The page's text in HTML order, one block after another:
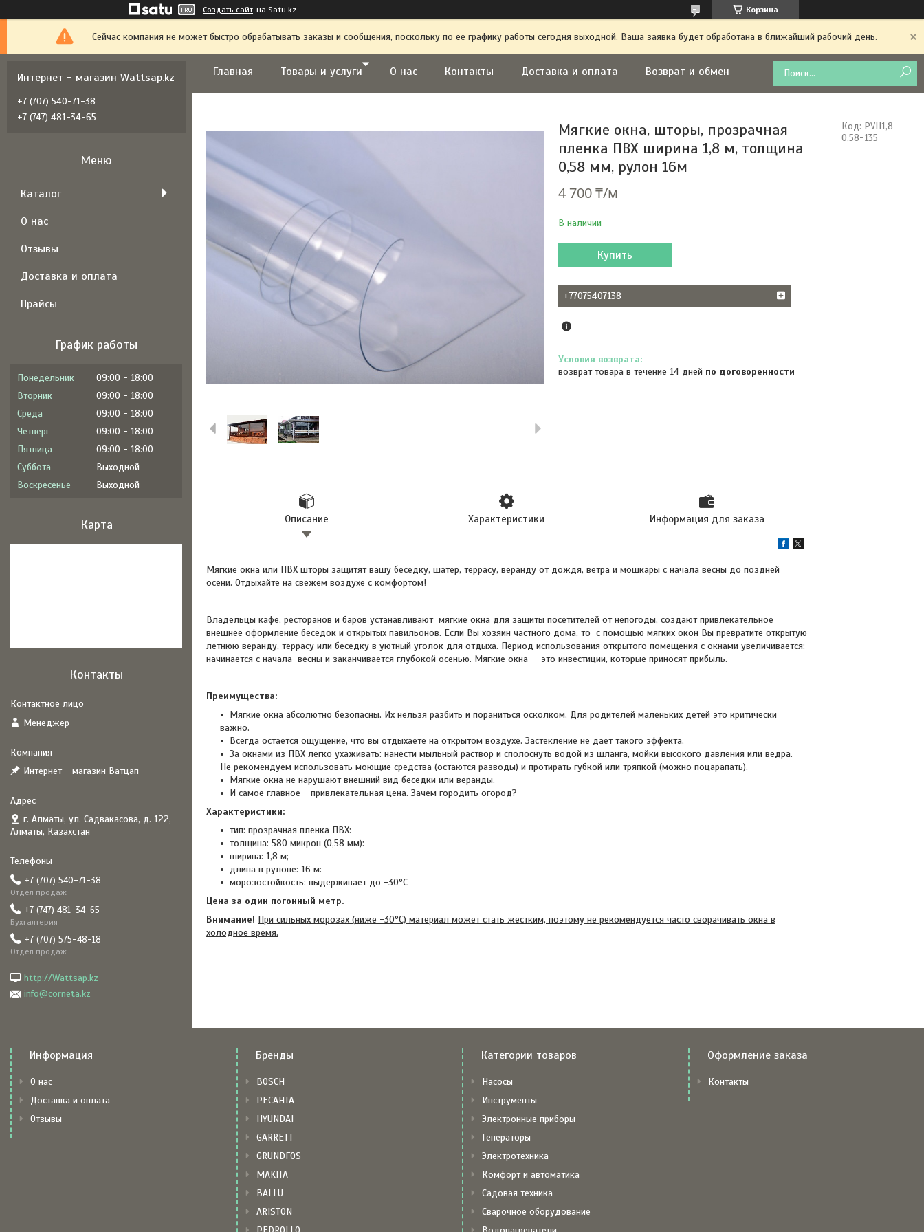
Создать сайт на Satu.kz Корзина
Сейчас компания не может быстро обрабатывать заказы и сообщения, поскольку по ее графику работы сегодня выходной. Ваша заявка будет обработана в ближайший рабочий день.
Главная Товары и услуги О нас Контакты Доставка и оплата Возврат и обмен
Мягкие окна, шторы, прозрачная
пленка ПВХ ширина 1,8 м, толщина
0,58 мм, рулон 16м
4 700 ₸/м
В наличии
Код: PVH1,8-
0,58-135
Купить
+77075407138
возврат товара в течение 14 дней по договоренности
Описание Характеристики Информация для заказа
Мягкие окна или ПВХ шторы защитят вашу беседку, шатер, террасу, веранду от дождя, ветра и мошкары с начала весны до поздней
осени. Отдыхайте на свежем воздухе с комфортом!
Владельцы кафе, ресторанов и баров устанавливают мягкие окна для защиты посетителей от непогоды, создают привлекательное
внешнее оформление беседок и открытых павильонов. Если Вы хозяин частного дома, то с помощью мягких окон Вы превратите открытую
летнюю веранду, террасу или беседку в уютный уголок для отдыха. Период использования открытого помещения с окнами увеличивается:
начинается с начала весны и заканчивается глубокой осенью. Мягкие окна - это инвестиции, которые приносят прибыль.
Преимущества:
Мягкие окна абсолютно безопасны. Их нельзя разбить и пораниться осколком. Для родителей маленьких детей это критически
важно.
Всегда остается ощущение, что вы отдыхаете на открытом воздухе. Застекление не дает такого эффекта.
За окнами из ПВХ легко ухаживать: нанести мыльный раствор и сполоснуть водой из шланга, мойки высокого давления или ведра.
Не рекомендуем использовать моющие средства (остаются разводы) и протирать губкой или тряпкой (можно поцарапать).
Мягкие окна не нарушают внешний вид беседки или веранды.
И самое главное - привлекательная цена. Зачем городить огород?
Характеристики:
тип: прозрачная пленка ПВХ:
толщина: 580 микрон (0,58 мм):
ширина: 1,8 м;
длина в рулоне: 16 м:
морозостойкость: выдерживает до -30°C
Цена за один погонный метр.
Внимание! При сильных морозах (ниже -30°C) материал может стать жестким, поэтому не рекомендуется часто сворачивать окна в
холодное время.
Интернет - магазин Wattsap.kz
+7 (707) 540-71-38
+7 (747) 481-34-65
Каталог
О нас
Отзывы
Доставка и оплата
Прайсы
График работы
Понедельник 09:00
18:00
Вторник
09:00
18:00
Среда
09:00
18:00
Четверг
09:00
18:00
Пятница
09:00
18:00
Суббота
Выходной
Воскресенье
Выходной
Карта
Контакты
Менеджер
Интернет - магазин Ватцап
г. Алматы, ул. Садвакасова, д. 122,
Алматы, Казахстан
+7 (707) 540-71-38
Отдел продаж
+7 (747) 481-34-65
Бухгалтерия
+7 (707) 575-48-18
Отдел продаж
http://Wattsap.kz
info@corneta.kz
Информация
О нас
Доставка и оплата
Отзывы
Бренды
BOSCH
РЕСАНТА
HYUNDAI
GARRETT
GRUNDFOS
MAKITA
BALLU
ARISTON
Категории товаров
Насосы
Инструменты
Электронные приборы
Генераторы
Электротехника
Комфорт и автоматика
Садовая техника
Сварочное оборудование
Оформление заказа
Контакты